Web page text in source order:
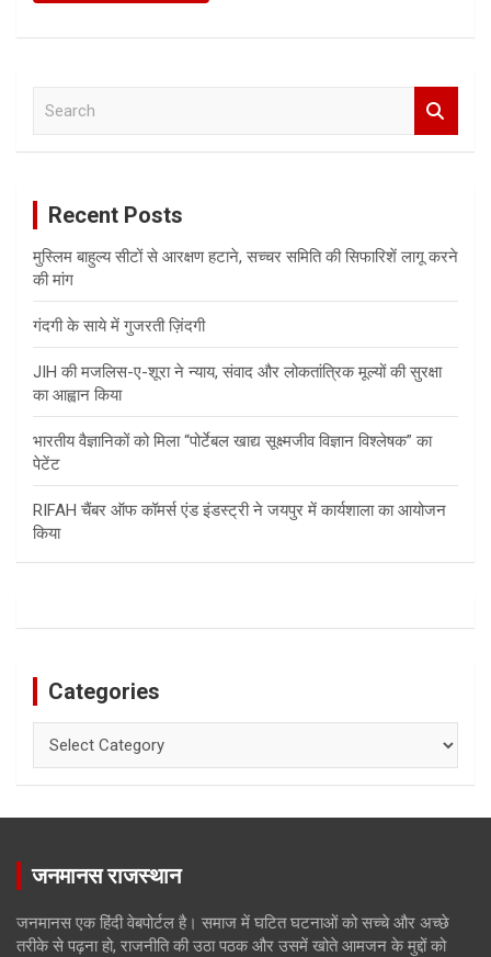
Recent Posts
मुस्लिम बाहुल्य सीटों से आरक्षण हटाने, सच्चर समिति की सिफारिशें लागू करने
की मांग
गंदगी के साये में गुजरती ज़िंदगी
JIH की मजलिस-ए-शूरा ने न्याय, संवाद और लोकतांत्रिक मूल्यों की सुरक्षा
का आह्वान किया
भारतीय वैज्ञानिकों को मिला “पोर्टेबल खाद्य सूक्ष्मजीव विज्ञान विश्लेषक” का
पेटेंट
RIFAH चैंबर ऑफ कॉमर्स एंड इंडस्ट्री ने जयपुर में कार्यशाला का आयोजन
किया
Categories
जनमानस राजस्थान
जनमानस एक हिंदी वेबपोर्टल है। समाज में घटित घटनाओं को सच्चे और अच्छे
तरीके से पढ़ना हो, राजनीति की उठा पठक और उसमें खोते आमजन के मुद्दों को